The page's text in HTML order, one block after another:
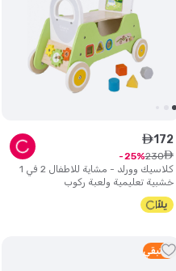
كلاسيك وورلد - مشاية للاطفال 2 في 1
خشبية تعليمية ولعبة ركوب
ê172
ê
230
25
1 متبقي